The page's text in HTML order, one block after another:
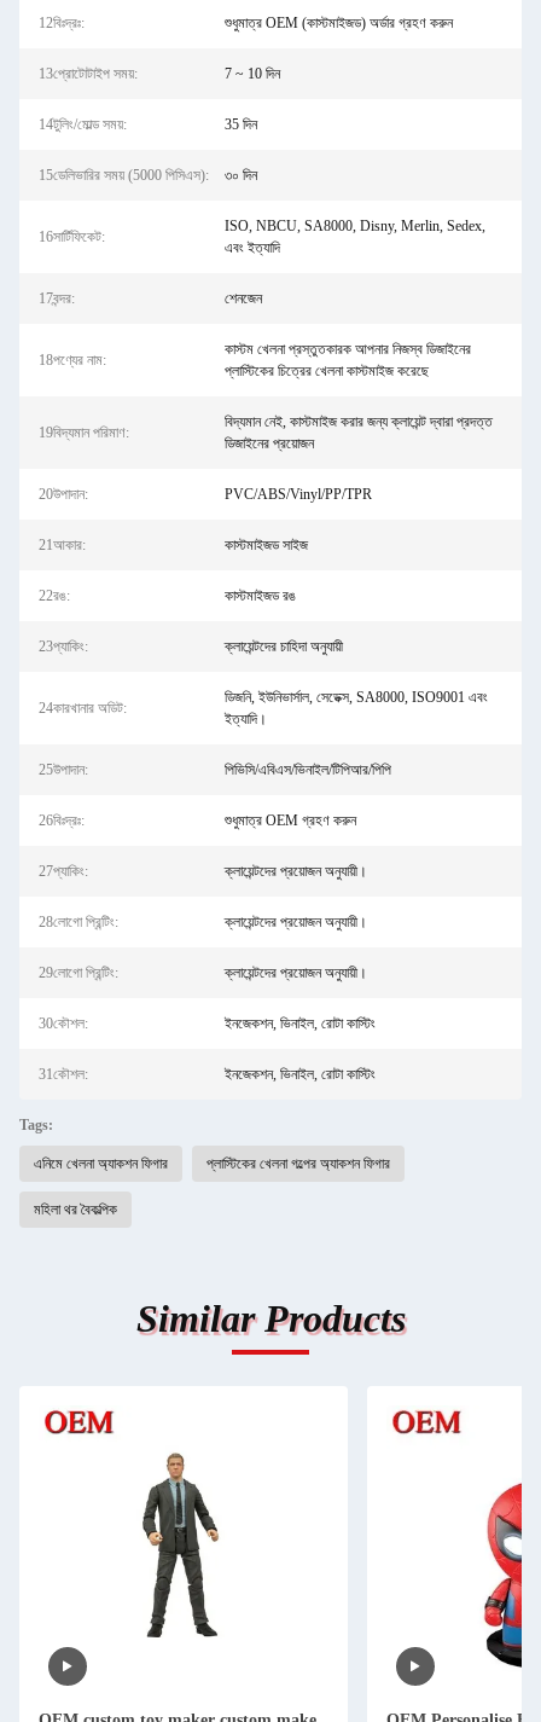
12বিঃদ্রঃ: শুধুমাত্র OEM (কাস্টমাইজড) অর্ডার গ্রহণ করুন
13প্রোটোটাইপ সময়: 7 ~ 10 দিন
14টুলিং/মোল্ড সময়: 35 দিন
15ডেলিভারির সময় (5000 পিসিএস): ৩০ দিন
16সার্টিফিকেট:
ISO, NBCU, SA8000, Disny, Merlin, Sedex,
এবং ইত্যাদি
17বন্দর: শেনজেন
18পণ্যের নাম:
কাস্টম খেলনা প্রস্তুতকারক আপনার নিজস্ব ডিজাইনের
প্লাস্টিকের চিত্রের খেলনা কাস্টমাইজ করেছে
19বিদ্যমান পরিমাণ:
বিদ্যমান নেই, কাস্টমাইজ করার জন্য ক্লায়েন্ট দ্বারা প্রদত্ত
ডিজাইনের প্রয়োজন
20উপাদান: PVC/ABS/Vinyl/PP/TPR
21আকার: কাস্টমাইজড সাইজ
22রঙ: কাস্টমাইজড রঙ
23প্যাকিং: ক্লায়েন্টদের চাহিদা অনুযায়ী
24কারখানার অডিট:
ডিজনি, ইউনিভার্সাল, সেডেক্স, SA8000, ISO9001 এবং
ইত্যাদি।
25উপাদান: পিভিসি/এবিএস/ভিনাইল/টিপিআর/পিপি
26বিঃদ্রঃ: শুধুমাত্র OEM গ্রহণ করুন
27প্যাকিং: ক্লায়েন্টদের প্রয়োজন অনুযায়ী।
28লোগো প্রিন্টিং: ক্লায়েন্টদের প্রয়োজন অনুযায়ী।
29লোগো প্রিন্টিং: ক্লায়েন্টদের প্রয়োজন অনুযায়ী।
30কৌশল: ইনজেকশন, ভিনাইল, রোটা কাস্টিং
31কৌশল: ইনজেকশন, ভিনাইল, রোটা কাস্টিং
Tags:
এনিমে খেলনা অ্যাকশন ফিগার প্লাস্টিকের খেলনা গল্পের অ্যাকশন ফিগার
মহিলা থর বৈকল্পিক
Similar Products